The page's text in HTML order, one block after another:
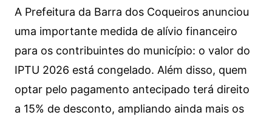
A Prefeitura da Barra dos Coqueiros anunciou
uma importante medida de alívio financeiro
para os contribuintes do município: o valor do
IPTU 2026 está congelado. Além disso, quem
optar pelo pagamento antecipado terá direito
a 15% de desconto, ampliando ainda mais os